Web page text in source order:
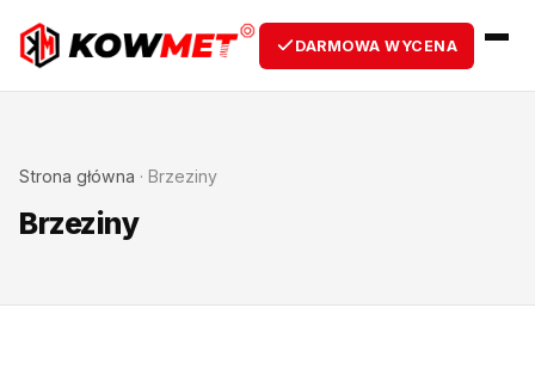
DARMOWA WYCENA
Strona główna · Brzeziny
Brzeziny